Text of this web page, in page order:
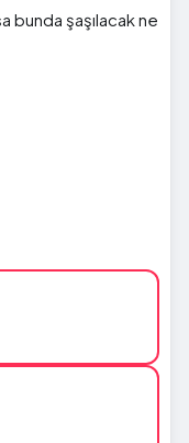
bunda şaşılacak ne